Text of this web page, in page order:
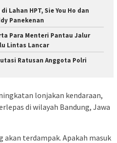
Lahan HPT, Sie You Ho dan
Panekenan
Para Menteri Pantau Jalur
Lintas Lancar
Ratusan Anggota Polri
lonjakan kendaraan,
di wilayah Bandung, Jawa
akan terdampak. Apakah masuk